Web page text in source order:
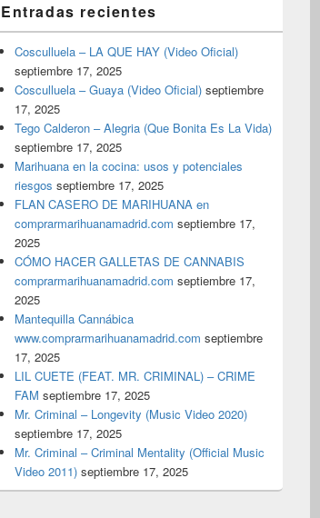
Entradas recientes
Cosculluela – LA QUE HAY (Video Oficial)
septiembre 17, 2025
Cosculluela – Guaya (Video Oficial) septiembre
17, 2025
Tego Calderon – Alegria (Que Bonita Es La Vida)
septiembre 17, 2025
Marihuana en la cocina: usos y potenciales
riesgos septiembre 17, 2025
FLAN CASERO DE MARIHUANA en
comprarmarihuanamadrid.com septiembre 17,
2025
CÓMO HACER GALLETAS DE CANNABIS
comprarmarihuanamadrid.com septiembre 17,
2025
Mantequilla Cannábica
www.comprarmarihuanamadrid.com septiembre
17, 2025
LIL CUETE (FEAT. MR. CRIMINAL) – CRIME
FAM septiembre 17, 2025
Mr. Criminal – Longevity (Music Video 2020)
septiembre 17, 2025
Mr. Criminal – Criminal Mentality (Official Music
Video 2011) septiembre 17, 2025